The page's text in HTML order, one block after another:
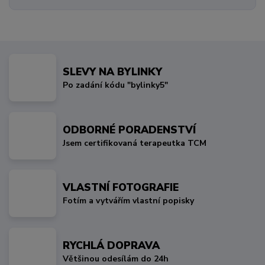
SLEVY NA BYLINKY
Po zadání kódu "bylinky5"
ODBORNÉ PORADENSTVÍ
Jsem certifikovaná terapeutka TCM
VLASTNÍ FOTOGRAFIE
Fotím a vytvářím vlastní popisky
RYCHLÁ DOPRAVA
Většinou odesílám do 24h